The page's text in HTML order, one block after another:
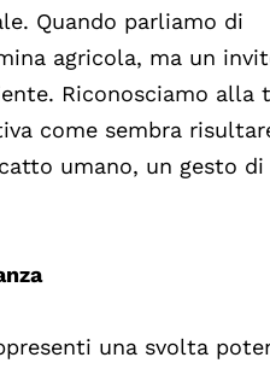
Quando parliamo di
agricola, ma un
Riconosciamo alla
come sembra
umano, un gesto
una svolta